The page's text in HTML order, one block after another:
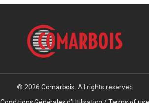
© 2026 Comarbois . All rights reserved